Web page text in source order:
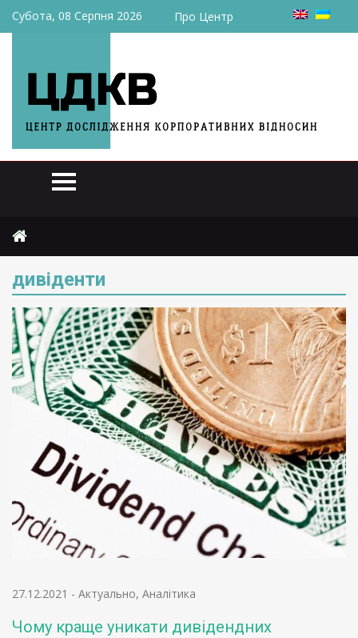
Субота, 08 Серпня 2026 Про Центр
дивіденти
27.12.2021 - Актуально, Аналітика
Чому краще уникати дивідендних